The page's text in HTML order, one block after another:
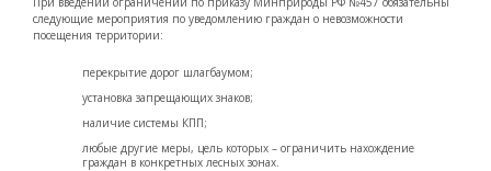
следующие мероприятия по уведомлению граждан о невозможности
посещения территории:
перекрытие дорог шлагбаумом;
установка запрещающих знаков;
наличие системы КПП;
любые другие меры, цель которых – ограничить нахождение
граждан в конкретных лесных зонах.